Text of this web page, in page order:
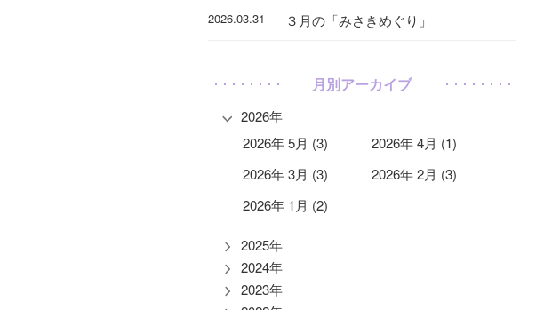
2026.03.31 ３月の「みさきめぐり」
月別アーカイブ
2026年
2026年 5月 (3)
2026年 4月 (1)
2026年 3月 (3)
2026年 2月 (3)
2026年 1月 (2)
2025年
2024年
2023年